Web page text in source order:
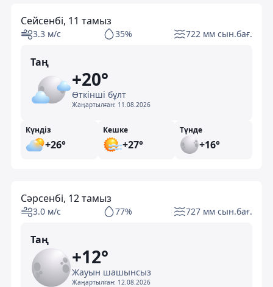
Сейсенбі, 11 тамыз
3.3 м/с 35% 722 мм сын.бағ.
Таң
+20°
Өткінші бұлт
Жаңартылған: 11.08.2026
Күндіз
+26°
Кешке
+27°
Түнде
+16°
Сәрсенбі, 12 тамыз
3.0 м/с 77% 727 мм сын.бағ.
Таң
+12°
Жауын шашынсыз
Жаңартылған: 12.08.2026